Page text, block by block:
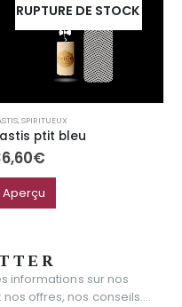
RUPTURE DE STOCK
,SPIRITUEUX
ptit bleu
€
Aperçu
informations sur nos
offres, nos conseils....